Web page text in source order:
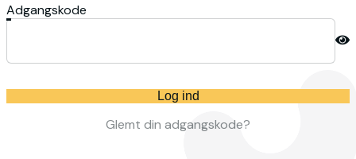
Adgangskode
Log ind
Glemt din adgangskode?